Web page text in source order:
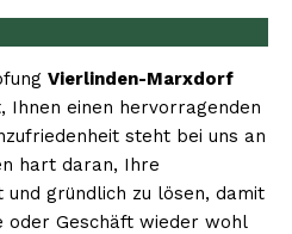
Vierlinden-Marxdorf
Ihnen einen hervorragenden
steht bei uns an
hart daran, Ihre
gründlich zu lösen, damit
oder Geschäft wieder wohl